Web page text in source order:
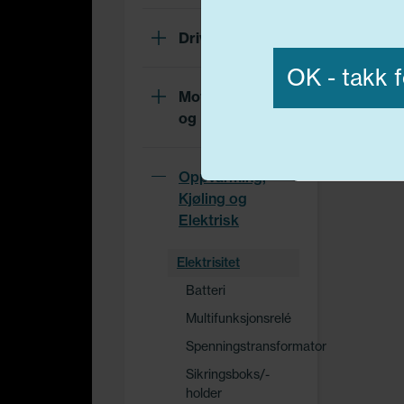
Drivverk
Motor, Drivstoff
og Eksos
Oppvarming,
Kjøling og
Elektrisk
Elektrisitet
Batteri
Multifunksjonsrelé
Spenningstransformator
Sikringsboks/-
holder
OK - takk